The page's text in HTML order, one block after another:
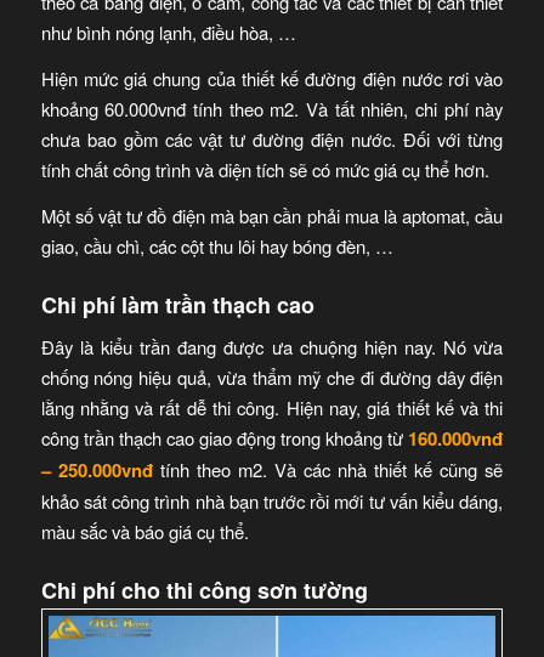
như bình nóng lạnh, điều hòa, …
Hiện mức giá chung của thiết kế đường điện nước rơi vào
khoảng 60.000vnđ tính theo m2. Và tất nhiên, chi phí này
chưa bao gồm các vật tư đường điện nước. Đối với từng
tính chất công trình và diện tích sẽ có mức giá cụ thể hơn.
Một số vật tư đồ điện mà bạn cần phải mua là aptomat, cầu
giao, cầu chì, các cột thu lôi hay bóng đèn, …
Chi phí làm trần thạch cao
Đây là kiểu trần đang được ưa chuộng hiện nay. Nó vừa
chống nóng hiệu quả, vừa thẩm mỹ che đi đường dây điện
lằng nhằng và rất dễ thi công. Hiện nay, giá thiết kế và thi
công trần thạch cao giao động trong khoảng từ 160.000vnđ
– 250.000vnđtính theo m2. Và các nhà thiết kế cũng sẽ
khảo sát công trình nhà bạn trước rồi mới tư vấn kiểu dáng,
màu sắc và báo giá cụ thể.
Chi phí cho thi công sơn tường